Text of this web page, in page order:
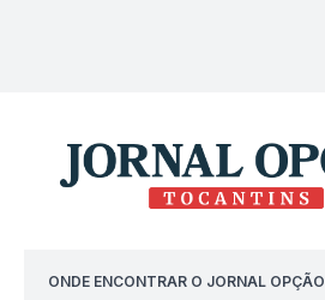
ONDE ENCONTRAR O JORNAL OPÇÃO